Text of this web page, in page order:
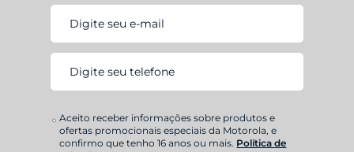
Aceito receber informações sobre produtos e
ofertas promocionais especiais da Motorola, e
confirmo que tenho 16 anos ou mais. Política de